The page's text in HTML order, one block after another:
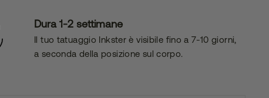
Dura 1-2 settimane
Il tuo tatuaggio Inkster è visibile fino a 7-10 giorni,
a seconda della posizione sul corpo.